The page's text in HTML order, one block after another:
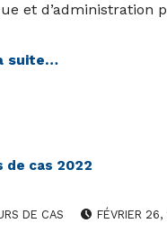
et d’administration
suite…
de cas 2022
DE CAS
POSTED ON:
FÉVRIER